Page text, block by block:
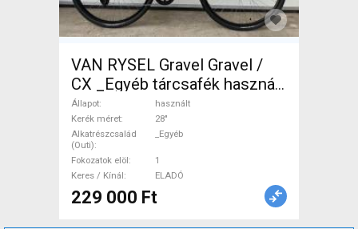
VAN RYSEL Gravel Gravel /
CX _Egyéb tárcsafék használt
ELADÓ
Állapot
használt
Kerék méret
28"
Alkatrészcsalád
(Outi)
_Egyéb
Fokozatok elöl
1
Keres / Kínál
ELADÓ
229 000 Ft